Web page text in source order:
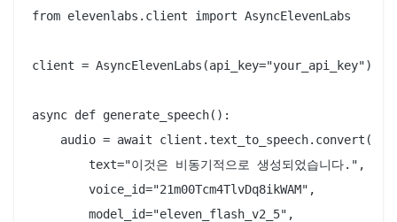
from elevenlabs.client import AsyncElevenLabs
client = AsyncElevenLabs(api_key="your_api_key")
async def generate_speech():
    audio = await client.text_to_speech.convert(
        text="이것은 비동기적으로 생성되었습니다.",
        voice_id="21m00Tcm4TlvDq8ikWAM",
        model_id="eleven_flash_v2_5",